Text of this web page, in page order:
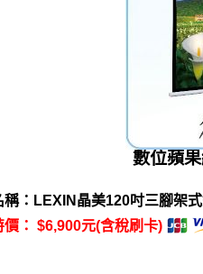
數位蘋
稱：LEXIN晶美120吋三腳架
價： $6,900元(含稅刷卡)